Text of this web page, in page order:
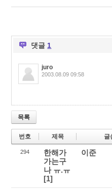
댓글 1
juro
2003.08.09 09:58
목록
번호 제목 글
294
한해가
가는구
나 ㅠ.ㅠ
[1]
이준